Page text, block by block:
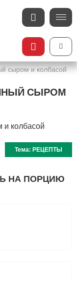
сыром и колбасой
СЫРОМ
Тема: РЕЦЕПТЫ
НА ПОРЦИЮ